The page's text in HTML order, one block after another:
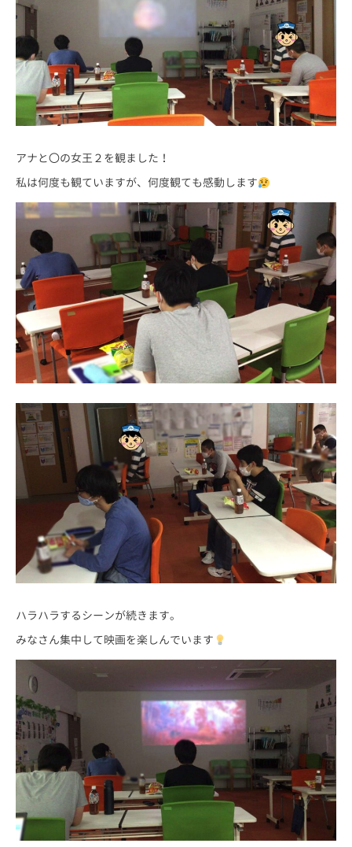
アナと〇の女王２を観ました！
私は何度も観ていますが、何度観ても感動します
ハラハラするシーンが続きます。
みなさん集中して映画を楽しんでいます